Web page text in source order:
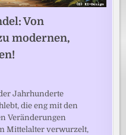
Von
modernen,
Jahrhunderte
die eng mit den
Veränderungen
Mittelalter verwurzelt,